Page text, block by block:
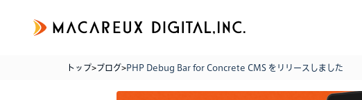
トップ>ブログ>PHP Debug Bar for Concrete CMS をリリースしました